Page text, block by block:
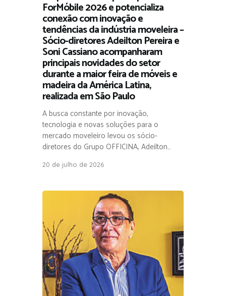
ForMóbile 2026 e potencializa
conexão com inovação e
tendências da indústria moveleira –
Sócio-diretores Adeilton Pereira e
Soni Cassiano acompanharam
principais novidades do setor
durante a maior feira de móveis e
madeira da América Latina,
realizada em São Paulo
A busca constante por inovação,
tecnologia e novas soluções para o
mercado moveleiro levou os sócio-
diretores do Grupo OFFICINA, Adeilton…
20 de julho de 2026